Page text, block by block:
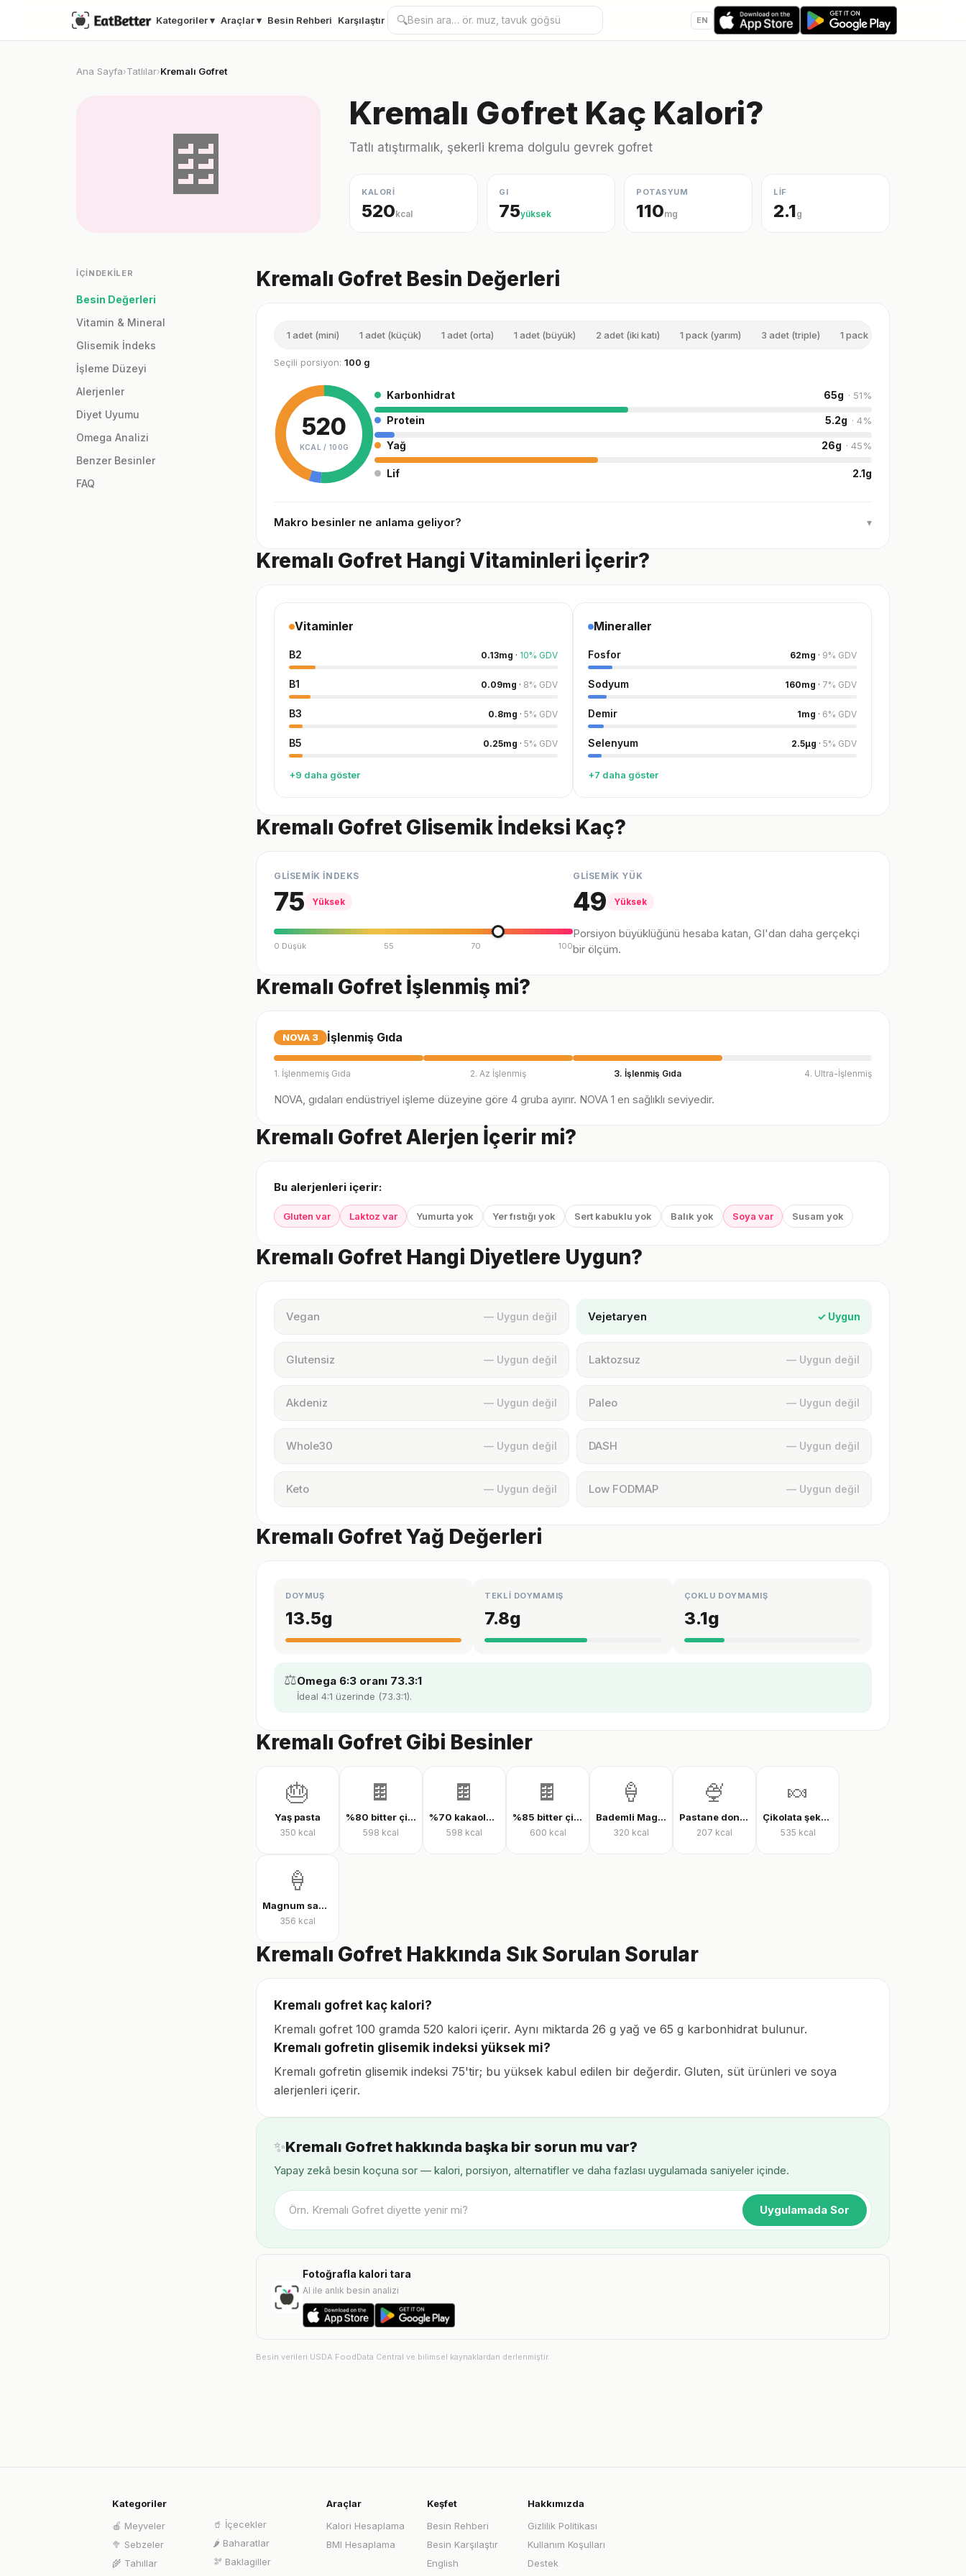
Kategoriler ▾ Araçlar ▾ Besin Rehberi Karşılaştır 🔍 EN
Ana Sayfa›Tatlılar›Kremalı Gofret
🍫
Kremalı Gofret Kaç Kalori?
Tatlı atıştırmalık, şekerli krema dolgulu gevrek gofret
KALORİ
520kcal
GI
75yüksek
POTASYUM
110mg
LİF
2.1g
İÇINDEKILER
Besin Değerleri
Vitamin & Mineral
Glisemik İndeks
İşleme Düzeyi
Alerjenler
Diyet Uyumu
Omega Analizi
Benzer Besinler
FAQ
Kremalı Gofret Besin Değerleri
1 adet (mini) 1 adet (küçük) 1 adet (orta) 1 adet (büyük) 2 adet (iki katı) 1 pack (yarım) 3 adet (triple) 1 pack (bütün)
Seçili porsiyon: 100 g
520
KCAL / 100G
Karbonhidrat 65g · 51%
Protein 5.2g · 4%
Yağ 26g · 45%
Lif 2.1g
Makro besinler ne anlama geliyor? ▾
Kremalı Gofret Hangi Vitaminleri İçerir?
Vitaminler
B2 0.13mg · 10% GDV
B1 0.09mg · 8% GDV
B3 0.8mg · 5% GDV
B5 0.25mg · 5% GDV
+9 daha göster
Mineraller
Fosfor 62mg · 9% GDV
Sodyum 160mg · 7% GDV
Demir 1mg · 6% GDV
Selenyum 2.5µg · 5% GDV
+7 daha göster
Kremalı Gofret Glisemik İndeksi Kaç?
GLİSEMİK İNDEKS
75 Yüksek
0 Düşük 55 70 100
GLİSEMİK YÜK
49 Yüksek
Porsiyon büyüklüğünü hesaba katan, GI'dan daha gerçekçi
bir ölçüm.
Kremalı Gofret İşlenmiş mi?
NOVA 3 İşlenmiş Gıda
1. İşlenmemiş Gıda 2. Az İşlenmiş 3. İşlenmiş Gıda 4. Ultra-İşlenmiş
NOVA, gıdaları endüstriyel işleme düzeyine göre 4 gruba ayırır. NOVA 1 en sağlıklı seviyedir.
Kremalı Gofret Alerjen İçerir mi?
Bu alerjenleri içerir:
Gluten var Laktoz var Yumurta yok Yer fıstığı yok Sert kabuklu yok Balık yok Soya var Susam yok
Kremalı Gofret Hangi Diyetlere Uygun?
Vegan — Uygun değil Vejetaryen ✓ Uygun
Glutensiz — Uygun değil Laktozsuz — Uygun değil
Akdeniz — Uygun değil Paleo — Uygun değil
Whole30 — Uygun değil DASH — Uygun değil
Keto — Uygun değil Low FODMAP — Uygun değil
Kremalı Gofret Yağ Değerleri
DOYMUŞ
13.5g
TEKLİ DOYMAMIŞ
7.8g
ÇOKLU DOYMAMIŞ
3.1g
⚖️Omega 6:3 oranı 73.3:1
İdeal 4:1 üzerinde (73.3:1).
Kremalı Gofret Gibi Besinler
🎂
Yaş pasta
350 kcal
🍫
%80 bitter çikolata
598 kcal
🍫
%70 kakaolu bitter çikolata
598 kcal
🍫
%85 bitter çikolata
600 kcal
🍦
Bademli Magnum dondurma
320 kcal
🍨
Pastane dondurması
207 kcal
🍬
Çikolata şekeri
535 kcal
🍦
Magnum sandviç bademli dondurma
356 kcal
Kremalı Gofret Hakkında Sık Sorulan Sorular
Kremalı gofret kaç kalori?
Kremalı gofret 100 gramda 520 kalori içerir. Aynı miktarda 26 g yağ ve 65 g karbonhidrat bulunur.
Kremalı gofretin glisemik indeksi yüksek mi?
Kremalı gofretin glisemik indeksi 75'tir; bu yüksek kabul edilen bir değerdir. Gluten, süt ürünleri ve soya
alerjenleri içerir.
✨Kremalı Gofret hakkında başka bir sorun mu var?
Yapay zekâ besin koçuna sor — kalori, porsiyon, alternatifler ve daha fazlası uygulamada saniyeler içinde.
Uygulamada Sor
Fotoğrafla kalori tara
AI ile anlık besin analizi
Besin verileri USDA FoodData Central ve bilimsel kaynaklardan derlenmiştir.
Kategoriler
🍎 Meyveler
🥦 Sebzeler
🌾 Tahıllar
🥤 İçecekler
🌶️ Baharatlar
🫘 Baklagiller
Araçlar
Kalori Hesaplama
BMI Hesaplama
Keşfet
Besin Rehberi
Besin Karşılaştır
English
Hakkımızda
Gizlilik Politikası
Kullanım Koşulları
Destek